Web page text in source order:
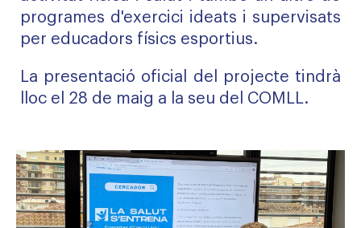
programes d'exercici ideats i supervisats
per educadors físics esportius.
La presentació oficial del projecte tindrà
lloc el 28 de maig a la seu del COMLL.